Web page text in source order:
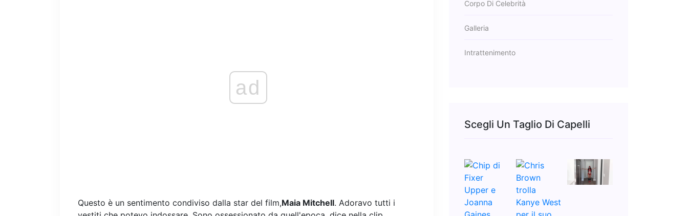
ad
Questo è un sentimento condiviso dalla star del film,Maia Mitchell. Adoravo tutti i
Corpo Di Celebrità
Galleria
Intrattenimento
Scegli Un Taglio Di Capelli